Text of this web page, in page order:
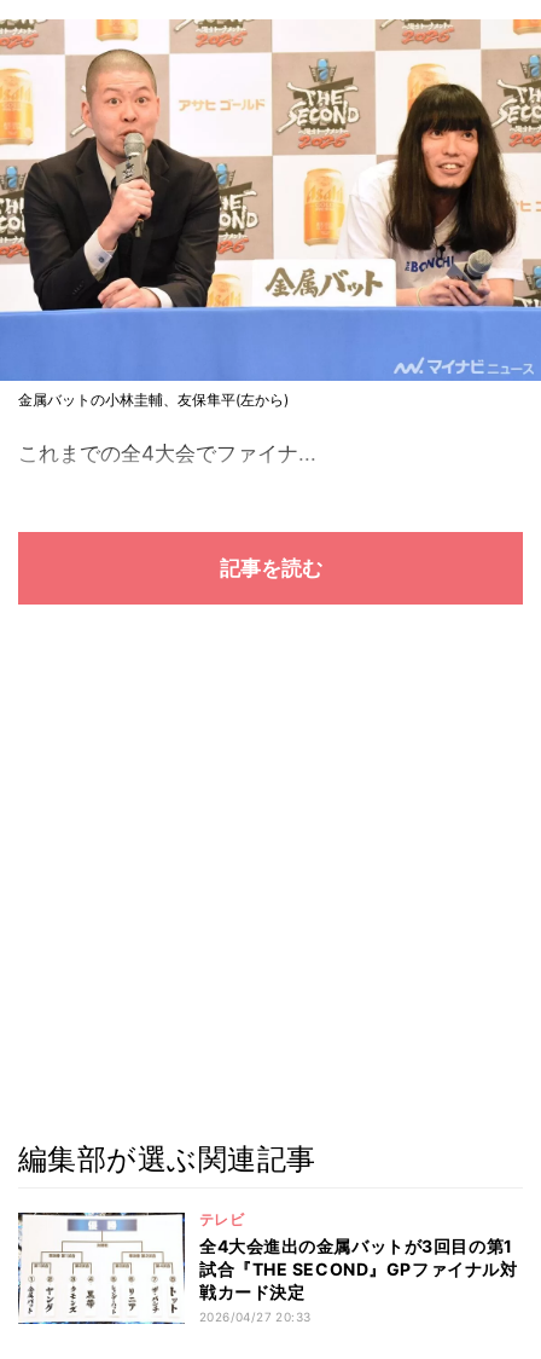
金属バットの小林圭輔、友保隼平(左から)
これまでの全4大会でファイナ...
記事を読む
編集部が選ぶ関連記事
テレビ
全4大会進出の金属バットが3回目の第1
試合『THE SECOND』GPファイナル対
戦カード決定
2026/04/27 20:33